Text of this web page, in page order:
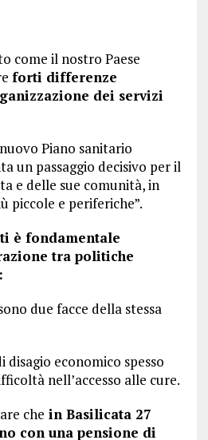
come il nostro Paese
forti differenze
dei servizi
Piano sanitario
un passaggio decisivo per il
e delle sue comunità, in
piccole e periferiche”.
è fondamentale
tra politiche
due facce della stessa
disagio economico spesso
nell’accesso alle cure.
che in Basilicata 27
con una pensione di